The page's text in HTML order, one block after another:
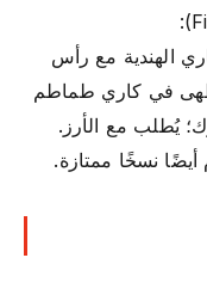
الهندية مع رأس
في كاري طماطم
يُطلب مع الأرز.
أيضًا نسخًا ممتازة.